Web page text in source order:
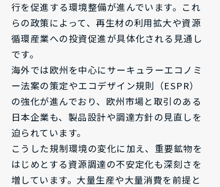
行を促進する環境整備が進んでいます。これ
らの政策によって、再生材の利用拡大や資源
循環産業への投資促進が具体化される見通し
です。
海外では欧州を中心にサーキュラーエコノミ
ー法案の策定やエコデザイン規則（ESPR）
の強化が進んでおり、欧州市場と取引のある
日本企業も、製品設計や調達方針の見直しを
迫られています。
こうした規制環境の変化に加え、重要鉱物を
はじめとする資源調達の不安定化も深刻さを
増しています。大量生産や大量消費を前提と